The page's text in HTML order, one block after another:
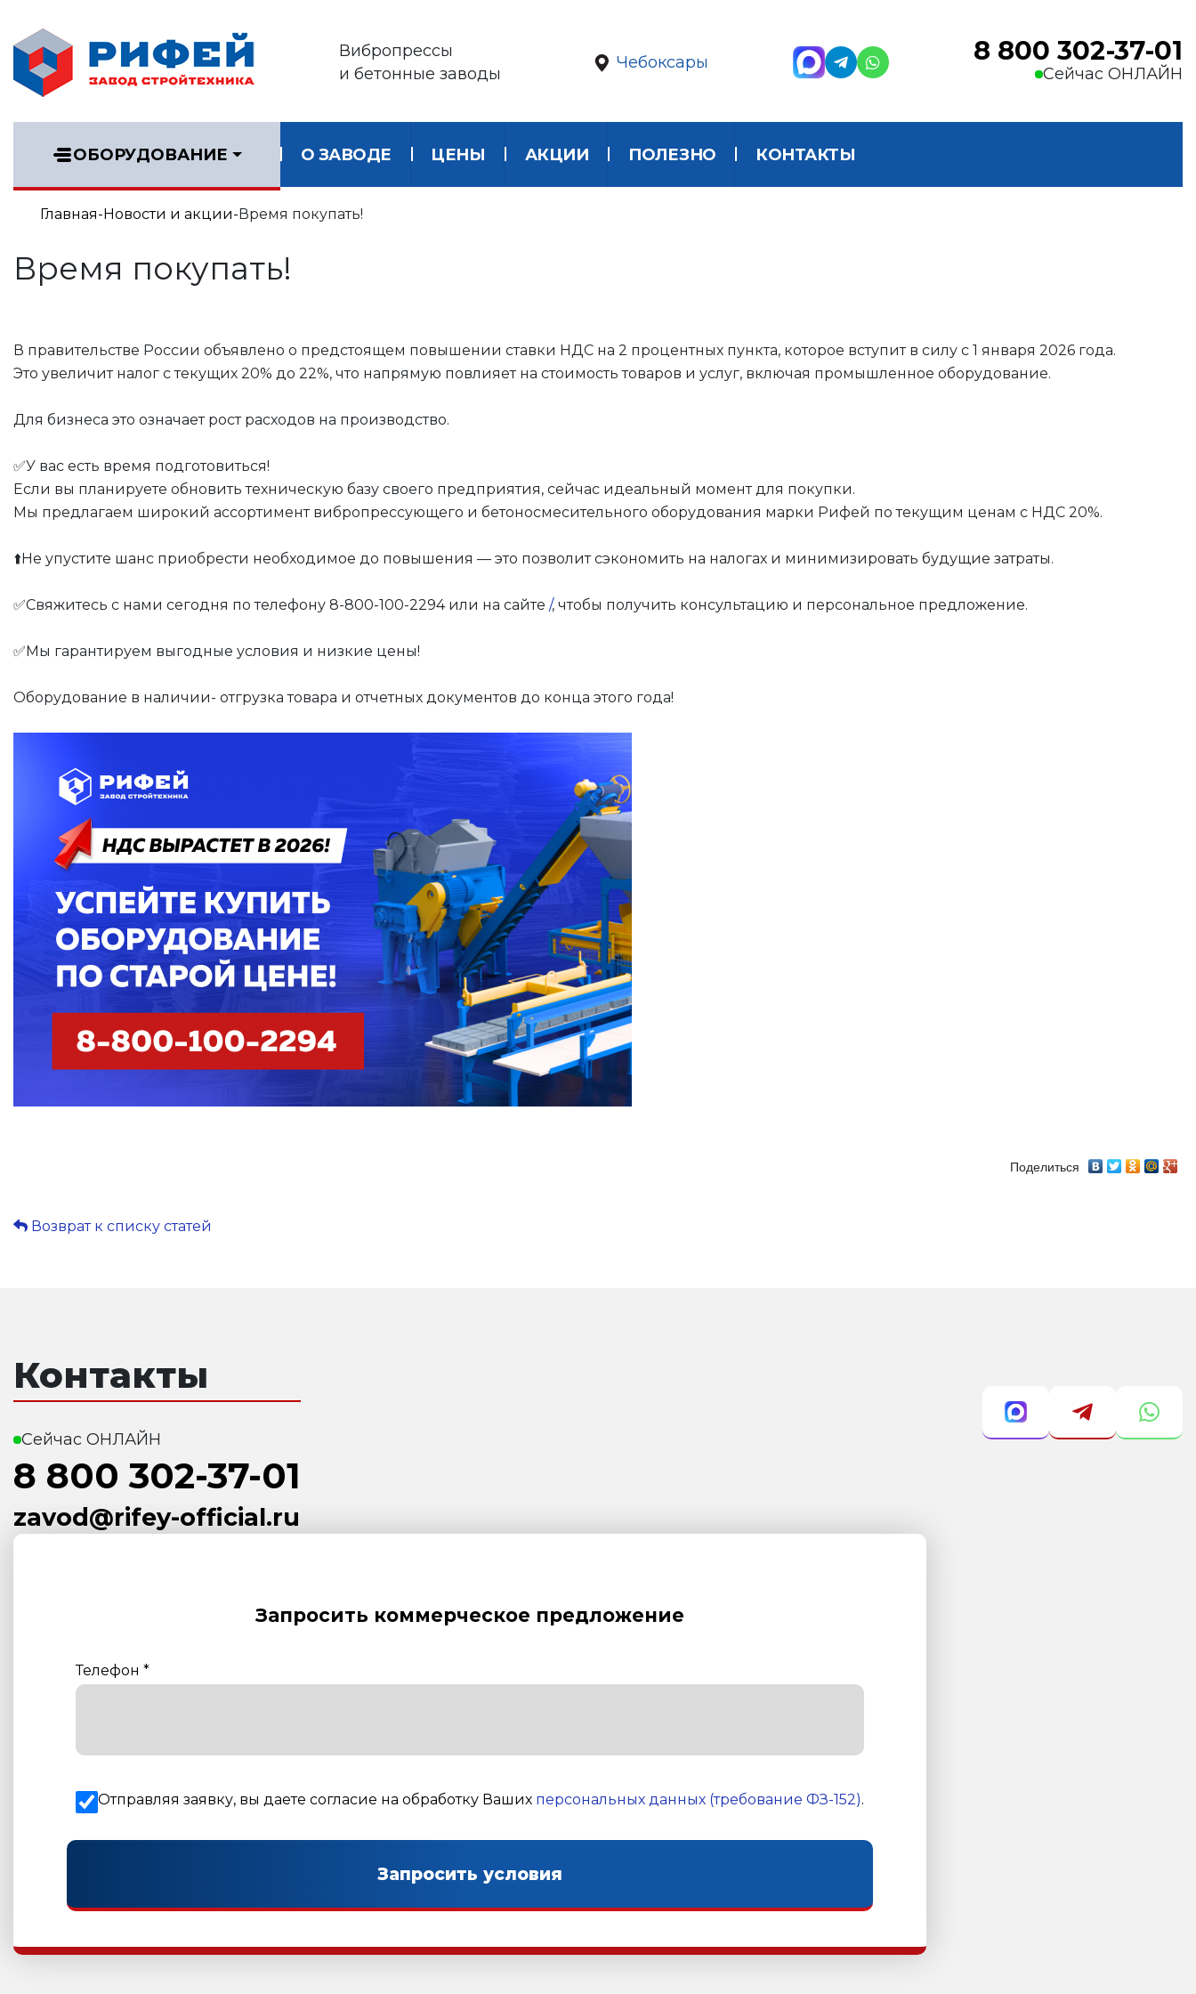
Вибропрессы
и бетонные заводы
Чебоксары 8 800 302-37-01
Сейчас ОНЛАЙН
ОБОРУДОВАНИЕ О ЗАВОДЕ ЦЕНЫ АКЦИИ ПОЛЕЗНО КОНТАКТЫ
Главная Новости и акции Время покупать!
Время покупать!
В правительстве России объявлено о предстоящем повышении ставки НДС на 2 процентных пункта, которое вступит в силу с 1 января 2026 года.
Это увеличит налог с текущих 20% до 22%, что напрямую повлияет на стоимость товаров и услуг, включая промышленное оборудование.
Для бизнеса это означает рост расходов на производство.
✅У вас есть время подготовиться!
Если вы планируете обновить техническую базу своего предприятия, сейчас идеальный момент для покупки.
Мы предлагаем широкий ассортимент вибропрессующего и бетоносмесительного оборудования марки Рифей по текущим ценам с НДС 20%.
⬆️Не упустите шанс приобрести необходимое до повышения — это позволит сэкономить на налогах и минимизировать будущие затраты.
✅Свяжитесь с нами сегодня по телефону 8-800-100-2294 или на сайте /, чтобы получить консультацию и персональное предложение.
✅Мы гарантируем выгодные условия и низкие цены!
Оборудование в наличии- отгрузка товара и отчетных документов до конца этого года!
Поделиться
Возврат к списку статей
Контакты
Сейчас ОНЛАЙН
8 800 302-37-01
zavod@rifey-official.ru
Запросить коммерческое предложение
Телефон *
Отправляя заявку, вы даете согласие на обработку Ваших персональных данных (требование ФЗ-152).